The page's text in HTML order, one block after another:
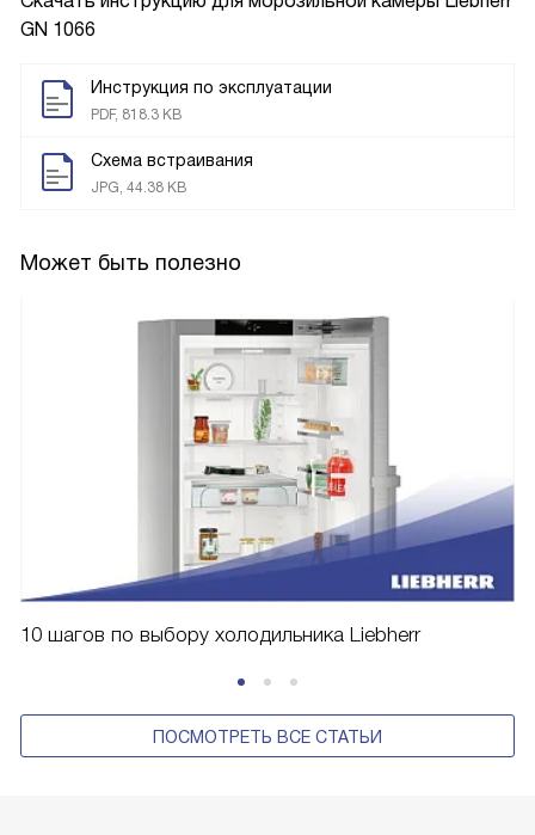
GN 1066
Инструкция по эксплуатации
PDF, 818.3 KB
Схема встраивания
JPG, 44.38 KB
Может быть полезно
10 шагов по выбору холодильника Liebherr
ПОСМОТРЕТЬ ВСЕ СТАТЬИ